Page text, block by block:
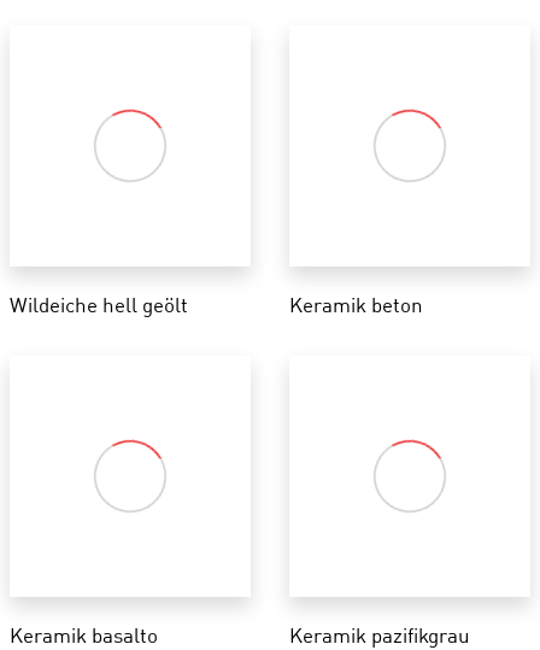
Wildeiche hell geölt Keramik beton
Keramik basalto Keramik pazifikgrau